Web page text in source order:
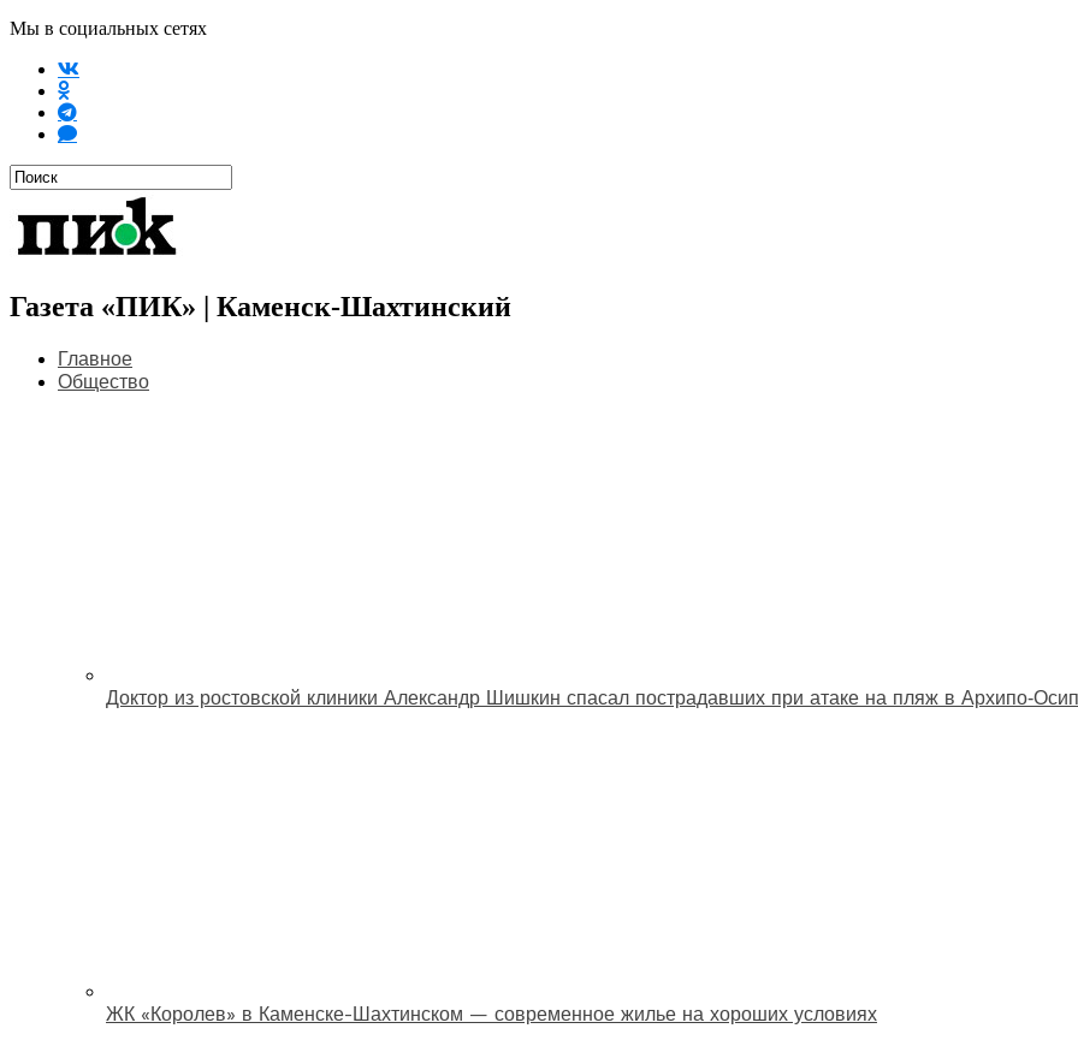
Мы в социальных сетях
Газета «ПИК» | Каменск-Шахтинский
Главное
Общество
Доктор из ростовской клиники Александр Шишкин спасал пострадавших при атаке на пляж в
ЖК «Королев» в Каменске-Шахтинском — современное жилье на хороших условиях